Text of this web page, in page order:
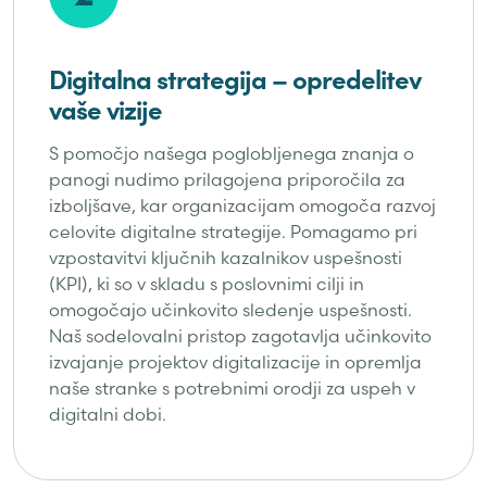
Digitalna strategija – opredelitev
vaše vizije
S pomočjo našega poglobljenega znanja o
panogi nudimo prilagojena priporočila za
izboljšave, kar organizacijam omogoča razvoj
celovite digitalne strategije. Pomagamo pri
vzpostavitvi ključnih kazalnikov uspešnosti
(KPI), ki so v skladu s poslovnimi cilji in
omogočajo učinkovito sledenje uspešnosti.
Naš sodelovalni pristop zagotavlja učinkovito
izvajanje projektov digitalizacije in opremlja
naše stranke s potrebnimi orodji za uspeh v
digitalni dobi.